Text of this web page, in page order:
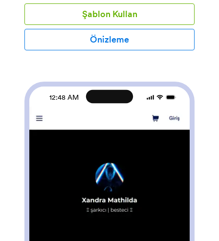
görüntüleyebilecekleri bir uygulamada yer alır.
Uygulamanızın yer alan formlardan elde ettiğiniz her
yanıt Jotform hesabınızda güvenli bir şekilde saklanır ve
bu şekilde form yanıtlarını görüntüleyebilir ve
müşterilerinizle hızlı bir şekilde iletişim kurabilirsiniz. Bu
istediğiniz kadar bağlantı, form, resim, dosya ve buton
ekleyerek markanıza uygun hale getirin. Daha sonra
uygulamanın bağlantısını doğrudan kolay erişim için
biyografinize kopyalayıp yapıştırabilirsiniz. Sadece
birkaç tıklamayla Jotform’un ücretsiz Marka Instagram
Bio Bağlantı Uygulaması ile Instagram biyografiniz
Şablon Kullan
Önizleme
12:48 AM